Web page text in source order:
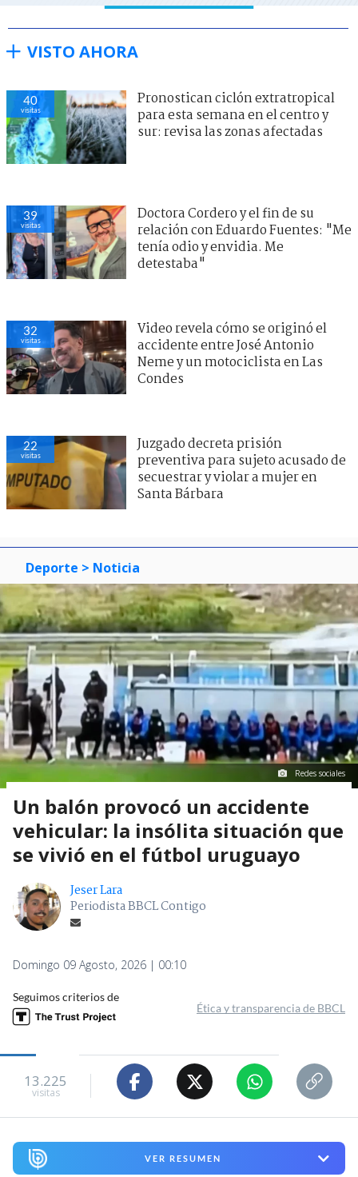
VISTO AHORA
40
visitas
Pronostican ciclón extratropical
para esta semana en el centro y
sur: revisa las zonas afectadas
39
visitas
Doctora Cordero y el fin de su
relación con Eduardo Fuentes: "Me
tenía odio y envidia. Me
detestaba"
32
visitas
Video revela cómo se originó el
accidente entre José Antonio
Neme y un motociclista en Las
Condes
22
visitas
Juzgado decreta prisión
preventiva para sujeto acusado de
secuestrar y violar a mujer en
Santa Bárbara
Deporte > Noticia
Redes sociales
Un balón provocó un accidente
vehicular: la insólita situación que
se vivió en el fútbol uruguayo
Jeser Lara
Periodista BBCL Contigo
Domingo 09 Agosto, 2026 | 00:10
Seguimos criterios de
Ética y transparencia de BBCL
13.225
visitas
VER RESUMEN